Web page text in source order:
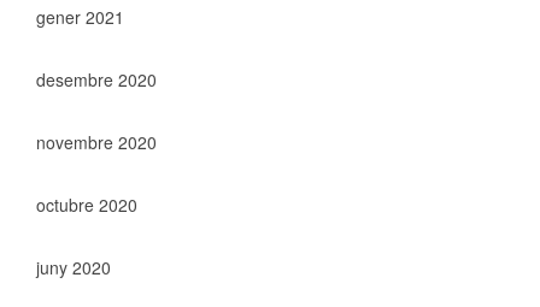
gener 2021
desembre 2020
novembre 2020
octubre 2020
juny 2020